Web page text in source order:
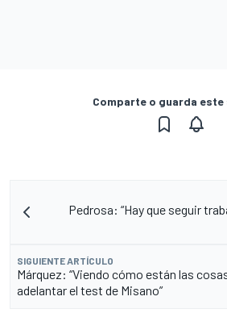
Comparte o guarda
Pedrosa: “Hay que seguir
SIGUIENTE ARTÍCULO
Márquez: “Viendo cómo están las
adelantar el test de Misano”